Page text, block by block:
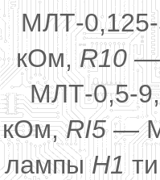
МЛТ-
кОм,R10
МЛТ-0,5-
кОм,RI5 —
лампыH1